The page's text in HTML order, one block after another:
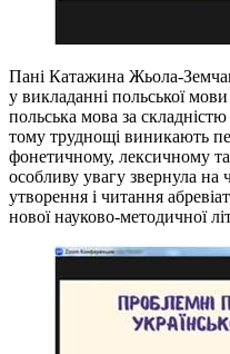
Пані Катажина Жьола-
у викладанні польської
польська мова за
тому труднощі виникають
фонетичному, лексичному
особливу увагу звернула на
утворення і читання
нової науково-методичної